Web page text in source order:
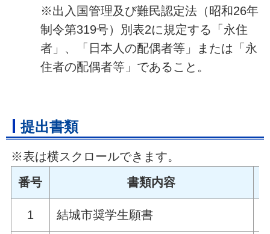
※出入国管理及び難民認定法（昭和26年
制令第319号）別表2に規定する「永住
者」、「日本人の配偶者等」または「永
住者の配偶者等」であること。
提出書類
※表は横スクロールできます。
番号
書類内容
1 結城市奨学生願書